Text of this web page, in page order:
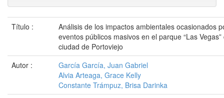
Título :
Análisis de los impactos ambientales ocasionados
eventos públicos masivos en el parque “Las Vegas”
ciudad de Portoviejo
Autor :
García García, Juan Gabriel
Alvia Arteaga, Grace Kelly
Constante Trámpuz, Brisa Darinka